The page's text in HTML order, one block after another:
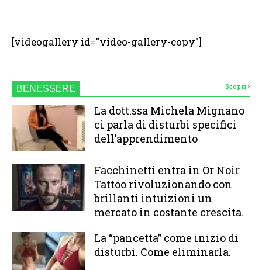
[videogallery id="video-gallery-copy"]
BENESSERE Scopri
La dott.ssa Michela Mignano
ci parla di disturbi specifici
dell’apprendimento
Facchinetti entra in Or Noir
Tattoo rivoluzionando con
brillanti intuizioni un
mercato in costante crescita.
La “pancetta” come inizio di
disturbi. Come eliminarla.